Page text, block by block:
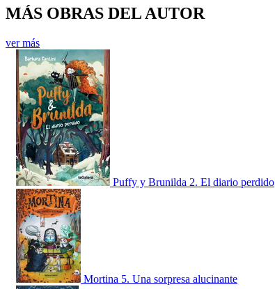
MÁS OBRAS DEL AUTOR
ver más
Puffy y Brunilda 2. El diario perdido
Mortina 5. Una sorpresa alucinante